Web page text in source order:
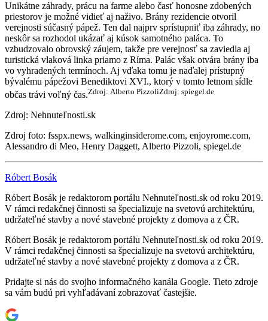
Unikátne záhrady, prácu na farme alebo časť honosne zdobených
priestorov je možné vidieť aj naživo. Brány rezidencie otvoril
verejnosti súčasný pápež. Ten dal najprv sprístupniť iba záhrady, no
neskôr sa rozhodol ukázať aj kúsok samotného paláca. To
vzbudzovalo obrovský záujem, takže pre verejnosť sa zaviedla aj
turistická vlaková linka priamo z Ríma. Palác však otvára brány iba
vo vyhradených termínoch. Aj vďaka tomu je naďalej prístupný
bývalému pápežovi Benediktovi XVI., ktorý v tomto letnom sídle
občas trávi voľný čas.Zdroj: Alberto PizzoliZdroj: spiegel.de
Zdroj: Nehnuteľnosti.sk
Zdroj foto: fsspx.news, walkinginsiderome.com, enjoyrome.com,
Alessandro di Meo, Henry Daggett, Alberto Pizzoli, spiegel.de
Róbert Bosák
Róbert Bosák je redaktorom portálu Nehnuteľnosti.sk od roku 2019.
V rámci redakčnej činnosti sa špecializuje na svetovú architektúru,
udržateľné stavby a nové stavebné projekty z domova a z ČR.
Róbert Bosák je redaktorom portálu Nehnuteľnosti.sk od roku 2019.
V rámci redakčnej činnosti sa špecializuje na svetovú architektúru,
udržateľné stavby a nové stavebné projekty z domova a z ČR.
Pridajte si nás do svojho informačného kanála Google. Tieto zdroje
sa vám budú pri vyhľadávaní zobrazovať častejšie.